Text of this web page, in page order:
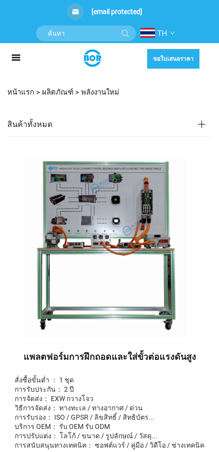
[email protected]
TH
ขอใบเสนอราคา
หน้าแรก > ผลิตภัณฑ์ > พลังงานใหม่
สินค้าทั้งหมด
แพลตฟอร์มการฝึกถอดและใส่ขั้วต่อแรงดันสูง
สั่งซื้อขั้นต่ำ ： 1 ชุด
การรับประกัน： 2 ปี
การจัดส่ง： EXW กวางโจว
วิธีการจัดส่ง： ทางทะเล / ทางอากาศ / ด่วน
การรับรอง： ISO / GPSR / ลิขสิทธิ์ / สิทธิบัตร...
บริการ OEM： รับ OEM รับ ODM
การปรับแต่ง： โลโก้ / ขนาด / รูปลักษณ์ / วัสดุ...
การสนับสนุนทางเทคนิค： ซอฟต์แวร์ / คู่มือ / วิดีโอ / ช่างเทคนิค